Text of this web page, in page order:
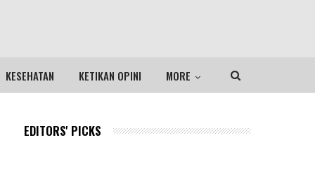
KESEHATAN KETIKAN OPINI MORE
EDITORS' PICKS